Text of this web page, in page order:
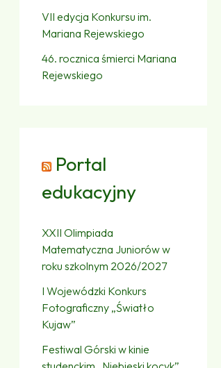
VII edycja Konkursu im.
Mariana Rejewskiego
46. rocznica śmierci Mariana
Rejewskiego
Portal
edukacyjny
XXII Olimpiada
Matematyczna Juniorów w
roku szkolnym 2026/2027
I Wojewódzki Konkurs
Fotograficzny „Światło
Kujaw”
Festiwal Górski w kinie